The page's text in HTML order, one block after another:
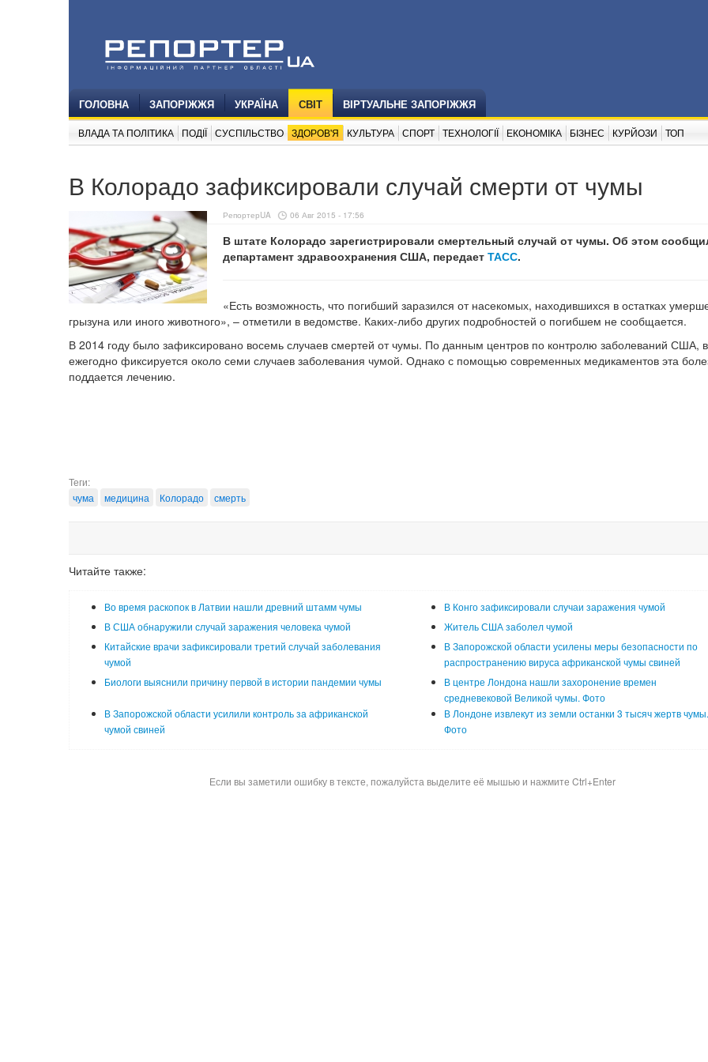
ГОЛОВНА ЗАПОРІЖЖЯ УКРАЇНА СВІТ ВІРТУАЛЬНЕ ЗАПОРІЖЖЯ
ВЛАДА ТА ПОЛІТИКА ПОДІЇ СУСПІЛЬСТВО ЗДОРОВ'Я КУЛЬТУРА СПОРТ ТЕХНОЛОГІЇ ЕКОНОМІКА БІЗНЕС КУРЙОЗИ ТОП
В Колорадо зафиксировали случай смерти от чумы
РепортерUA 06 Авг 2015 - 17:56
В штате Колорадо зарегистрировали смертельный случай от чумы. Об этом
департамент здравоохранения США, передает ТАСС.
«Есть возможность, что погибший заразился от насекомых, находившихся в остатках
грызуна или иного животного», – отметили в ведомстве. Каких-либо других подробностей о погибшем не сообщается.
В 2014 году было зафиксировано восемь случаев смертей от чумы. По данным центров по контролю заболеваний США,
ежегодно фиксируется около семи случаев заболевания чумой. Однако с помощью современных медикаментов эта
поддается лечению.
Теги:
чума
медицина Колорадо смерть
Читайте также:
Во время раскопок в Латвии нашли древний штамм чумы
В Конго зафиксировали случаи заражения чумой
В США обнаружили случай заражения человека чумой
Житель США заболел чумой
Китайские врачи зафиксировали третий случай заболевания
чумой
В Запорожской области усилены меры безопасности по
распространению вируса африканской чумы свиней
Биологи выяснили причину первой в истории пандемии чумы
В центре Лондона нашли захоронение времен
средневековой Великой чумы. Фото
В Запорожской области усилили контроль за африканской
чумой свиней
В Лондоне извлекут из земли останки 3 тысяч жертв
Фото
Если вы заметили ошибку в тексте, пожалуйста выделите её мышью и нажмите Ctrl+Enter